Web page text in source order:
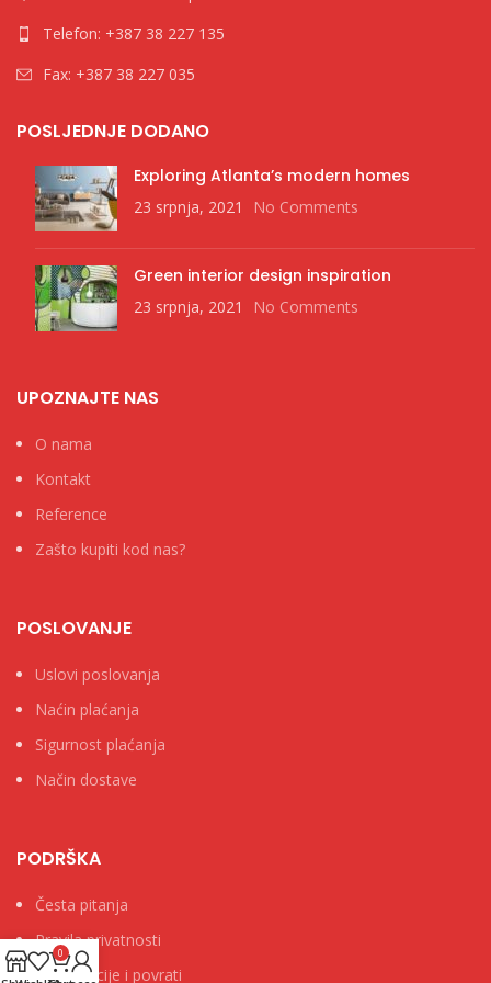
Telefon: +387 38 227 135
Fax: +387 38 227 035
POSLJEDNJE DODANO
Exploring Atlanta’s modern homes
23 srpnja, 2021 No Comments
Green interior design inspiration
23 srpnja, 2021 No Comments
UPOZNAJTE NAS
O nama
Kontakt
Reference
Zašto kupiti kod nas?
POSLOVANJE
Uslovi poslovanja
Naćin plaćanja
Sigurnost plaćanja
Način dostave
PODRŠKA
Česta pitanja
Pravila privatnosti
Reklamacije i povrati
0